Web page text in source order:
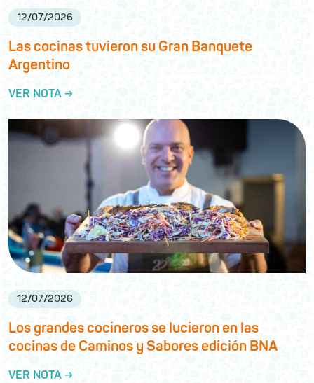
12/07/2026
Las cocinas tuvieron su Gran Banquete
Argentino
VER NOTA →
12/07/2026
Los grandes cocineros se lucieron en las
cocinas de Caminos y Sabores edición BNA
VER NOTA →